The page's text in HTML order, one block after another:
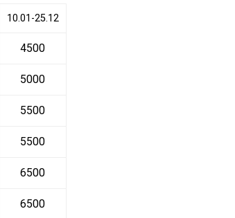
10.01-25.12
4500
5000
5500
5500
6500
6500